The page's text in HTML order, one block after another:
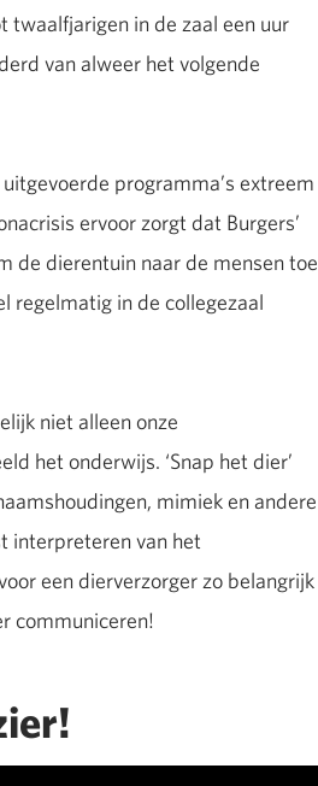
twaalfjarigen in de zaal een uur
van alweer het volgende
programma’s extreem
ervoor zorgt dat Burgers’
de dierentuin naar de mensen toe
regelmatig in de collegezaal
niet alleen onze
het onderwijs. ‘Snap het dier’
mimiek en andere
interpreteren van het
een dierverzorger zo belangrijk
communiceren!